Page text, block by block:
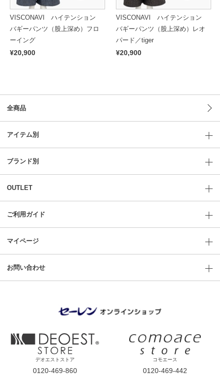
VISCONAVI ハイテンション
バギーパンツ（股上深め）フロ
ーイング
¥20,900
VISCONAVI ハイテンション
バギーパンツ（股上深め）レオ
パード／tiger
¥20,900
全商品
アイテム別
ブランド別
OUTLET
ご利用ガイド
マイページ
お問い合わせ
デオエストストア
0120-469-860
コモエース
0120-469-442